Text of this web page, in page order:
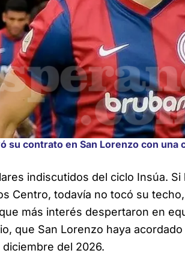
su contrato en San Lorenzo con una
indiscutidos del ciclo Insúa.
Centro, todavía no tocó su
más interés despertaron en
que San Lorenzo haya
del 2026.